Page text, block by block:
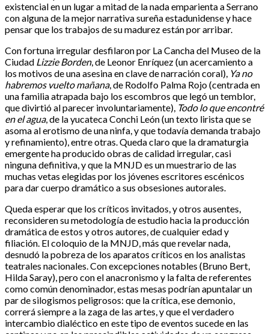
existencial en un lugar a mitad de la nada emparienta a Serrano
con alguna de la mejor narrativa sureña estadunidense y hace
pensar que los trabajos de su madurez están por arribar.
Con fortuna irregular desfilaron por La Cancha del Museo de la
Ciudad Lizzie Borden, de Leonor Enríquez (un acercamiento a
los motivos de una asesina en clave de narración coral), Ya no
habremos vuelto mañana, de Rodolfo Palma Rojo (centrada en
una familia atrapada bajo los escombros que legó un temblor,
que divirtió al parecer involuntariamente), Todo lo que encontré
en el agua, de la yucateca Conchi León (un texto lirista que se
asoma al erotismo de una ninfa, y que todavía demanda trabajo
y refinamiento), entre otras. Queda claro que la dramaturgia
emergente ha producido obras de calidad irregular, casi
ninguna definitiva, y que la MNJD es un muestrario de las
muchas vetas elegidas por los jóvenes escritores escénicos
para dar cuerpo dramático a sus obsesiones autorales.
Queda esperar que los críticos invitados, y otros ausentes,
reconsideren su metodología de estudio hacia la producción
dramática de estos y otros autores, de cualquier edad y
filiación. El coloquio de la MNJD, más que revelar nada,
desnudó la pobreza de los aparatos críticos en los analistas
teatrales nacionales. Con excepciones notables (Bruno Bert,
Hilda Saray), pero con el anacronismo y la falta de referentes
como común denominador, estas mesas podrían apuntalar un
par de silogismos peligrosos: que la crítica, ese demonio,
correrá siempre a la zaga de las artes, y que el verdadero
intercambio dialéctico en este tipo de eventos sucede en las